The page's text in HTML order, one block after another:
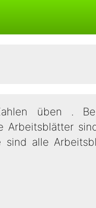
üben .
Arbeitsblätter
sind alle